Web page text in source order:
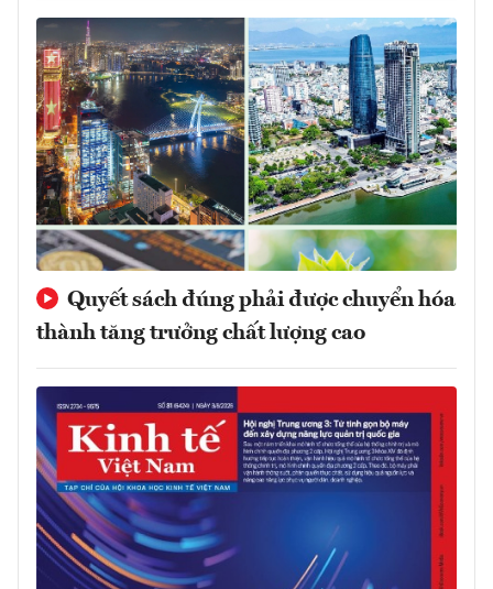
Quyết sách đúng phải được chuyển hóa
thành tăng trưởng chất lượng cao